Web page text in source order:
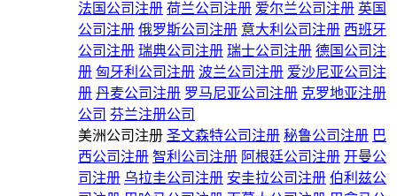
法国公司注册 荷兰公司注册 爱尔兰公司注册 英国
公司注册 俄罗斯公司注册 意大利公司注册 西班牙
公司注册 瑞典公司注册 瑞士公司注册 德国公司注
册 匈牙利公司注册 波兰公司注册 爱沙尼亚公司注
册 丹麦公司注册 罗马尼亚公司注册 克罗地亚注册
公司 芬兰注册公司
美洲公司注册 圣文森特公司注册 秘鲁公司注册 巴
西公司注册 智利公司注册 阿根廷公司注册 开曼公
司注册 乌拉圭公司注册 安圭拉公司注册 伯利兹公